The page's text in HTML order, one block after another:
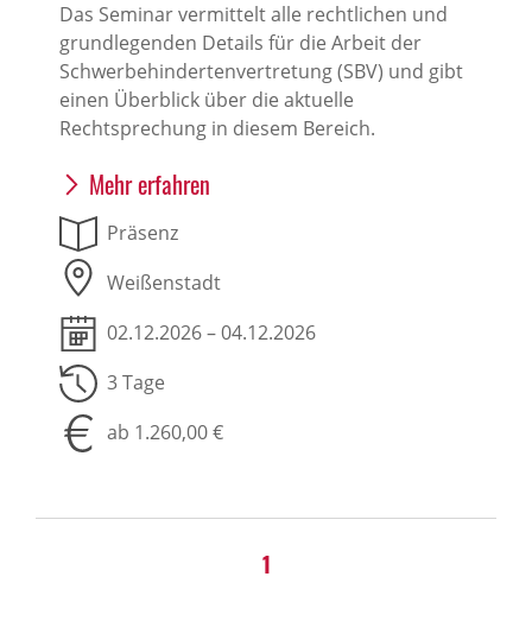
Das Seminar vermittelt alle rechtlichen und
grundlegenden Details für die Arbeit der
Schwerbehindertenvertretung (SBV) und gibt
einen Überblick über die aktuelle
Rechtsprechung in diesem Bereich.
Mehr erfahren
Präsenz
Weißenstadt
02.12.2026 – 04.12.2026
3 Tage
ab 1.260,00 €
1